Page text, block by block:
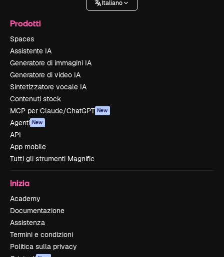
Italiano
Prodotti
Spaces
Assistente IA
Generatore di immagini IA
Generatore di video IA
Sintetizzatore vocale IA
Contenuti stock
MCP per Claude/ChatGPT New
Agenti New
API
App mobile
Tutti gli strumenti Magnific
Inizia
Academy
Documentazione
Assistenza
Termini e condizioni
Politica sulla privacy